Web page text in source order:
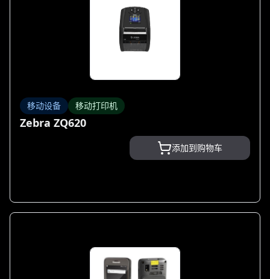
移动设备 移动打印机
Zebra ZQ620
添加到购物车